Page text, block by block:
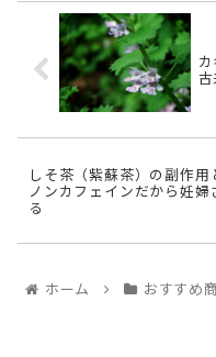
しそ茶（紫蘇茶）の副作用
ノンカフェインだから妊婦
る
ホーム おすすめ